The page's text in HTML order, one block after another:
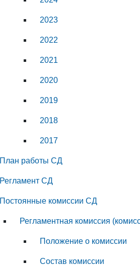
2023
2022
2021
2020
2019
2018
2017
План работы СД
Регламент СД
Постоянные комиссии СД
Регламентная комиссия
Положение о комиссии
Состав комиссии